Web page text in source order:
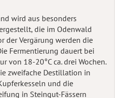
wird aus besonders
die im Odenwald
der Vergärung werden die
Fermentierung dauert bei
von 18-20°C ca. drei Wochen.
zweifache Destillation in
und die
in Steingut-Fässern